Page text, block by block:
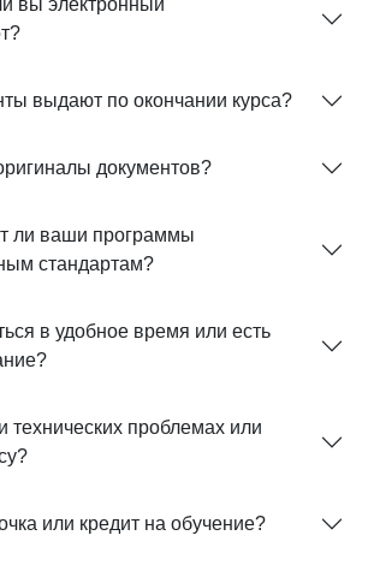
вы электронный
выдают по окончании курса?
документов?
ли ваши программы
стандартам?
в удобное время или есть
технических проблемах или
или кредит на обучение?